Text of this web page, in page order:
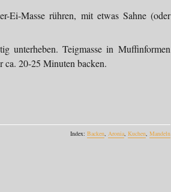
Ei-Masse rühren, mit etwas Sahne (oder
unterheben. Teigmasse in Muffinformen
ca. 20-25 Minuten backen.
Index: Backen, Aronia, Kuchen, Mandeln